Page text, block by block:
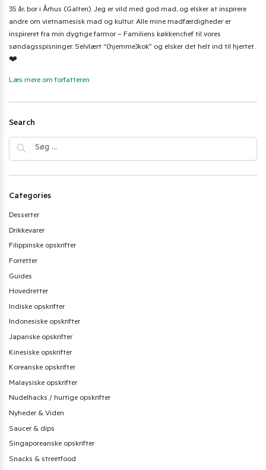
35 år, bor i Århus (Galten). Jeg er vild med god mad, og elsker at inspirere
andre om vietnamesisk mad og kultur. Alle mine madfærdigheder er
inspireret fra min dygtige farmor – Familiens køkkenchef til vores
søndagsspisninger. Selvlært “(hjemme)kok” og elsker det helt ind til hjertet.
❤️
Læs mere om forfatteren
Search
Categories
Desserter
Drikkevarer
Filippinske opskrifter
Forretter
Guides
Hovedretter
Indiske opskrifter
Indonesiske opskrifter
Japanske opskrifter
Kinesiske opskrifter
Koreanske opskrifter
Malaysiske opskrifter
Nudelhacks / hurtige opskrifter
Nyheder & Viden
Saucer & dips
Singaporeanske opskrifter
Snacks & streetfood